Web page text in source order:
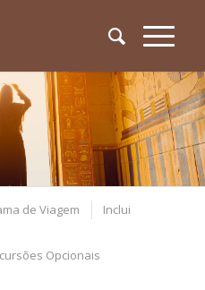
de Viagem Inclui
Opcionais